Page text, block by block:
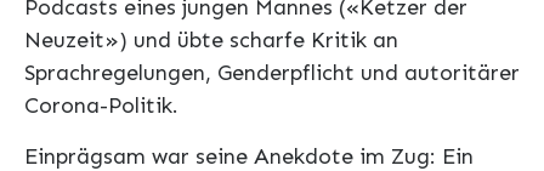
Podcasts eines jungen Mannes («Ketzer der
Neuzeit») und übte scharfe Kritik an
Sprachregelungen, Genderpflicht und autoritärer
Corona-Politik.
Einprägsam war seine Anekdote im Zug: Ein